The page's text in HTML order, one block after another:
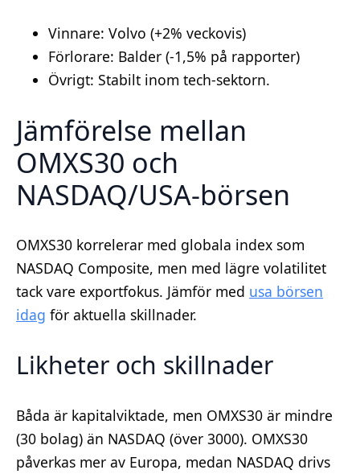
Vinnare: Volvo (+2% veckovis)
Förlorare: Balder (-1,5% på rapporter)
Övrigt: Stabilt inom tech-sektorn.
Jämförelse mellan
OMXS30 och
NASDAQ/USA-börsen
OMXS30 korrelerar med globala index som
NASDAQ Composite, men med lägre volatilitet
tack vare exportfokus. Jämför med usa börsen
idag för aktuella skillnader.
Likheter och skillnader
Båda är kapitalviktade, men OMXS30 är mindre
(30 bolag) än NASDAQ (över 3000). OMXS30
påverkas mer av Europa, medan NASDAQ drivs